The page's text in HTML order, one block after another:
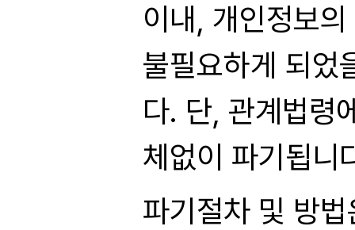
이내, 개인정보
불필요하게 되었
다. 단, 관계법령
체없이 파기됩니
파기절차 및 방